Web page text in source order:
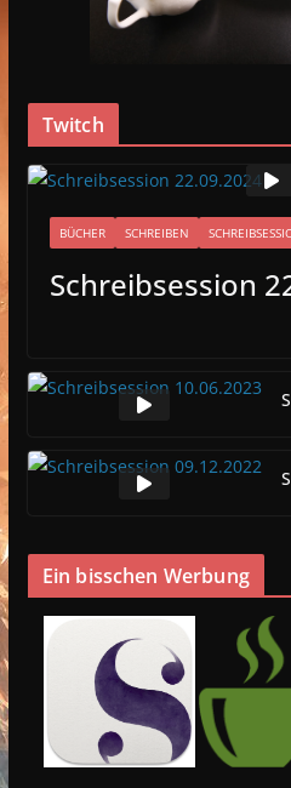
Twitch
BÜCHER SCHREIBEN
Schreibsession
Ein bisschen Werbung